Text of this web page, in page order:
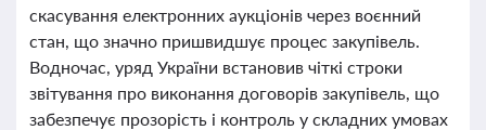
скасування електронних аукціонів через воєнний
стан, що значно пришвидшує процес закупівель.
Водночас, уряд України встановив чіткі строки
звітування про виконання договорів закупівель, що
забезпечує прозорість і контроль у складних умовах